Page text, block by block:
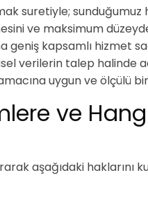
suretiyle;
ve maksimum
kapsamlı hizmet
verilerin talep halinde
uygun ve ölçülü
ve
aşağıdaki haklarını